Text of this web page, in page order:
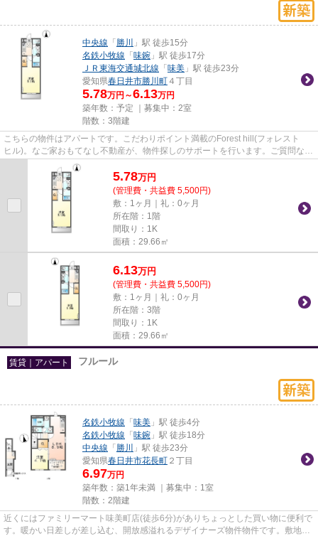
中央線 「 勝川
」駅 徒歩15分
名鉄小牧線 「 味鋺 」駅 徒歩17分
ＪＲ東海交通城北線 「 味美 」駅 徒歩23分
愛知県春日井市勝川町 ４丁目
5.78万円～6.13万円
築年数：予定 ｜募集中： 2室
階数：3階建
こちらの物件はアパートです。こだわりポイント満載のForest hill(フォレスト
ヒル)。なご家おもてなし不動産が、物件探しのサポートを行います。ご質問など
は、info@ngy-omotenashi....
5.78万円
(管理費・共益費 5,500円)
敷：1ヶ月｜礼：0ヶ月
所在階：1階
間取り：1K
面積：29.66㎡
6.13万円
(管理費・共益費 5,500円)
敷：1ヶ月｜礼：0ヶ月
所在階：3階
間取り：1K
面積：29.66㎡
賃貸｜アパート フルール
名鉄小牧線 「 味美 」駅 徒歩4分
名鉄小牧線 「 味鋺 」駅 徒歩18分
中央線 「 勝川
」駅 徒歩23分
愛知県春日井市花長町 ２丁目
6.97万円
築年数：築1年未満 ｜募集中： 1室
階数：2階建
近くにはファミリーマート味美町店(徒歩6分)がありちょっとした買い物に便利で
す。暖かい日差しが差し込む、開放感溢れるデザイナーズ物件物件です。敷地内